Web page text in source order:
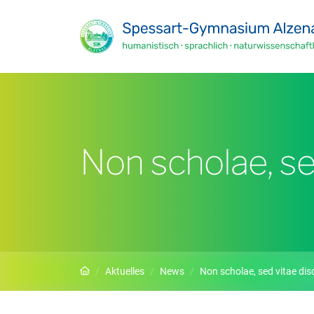
Non scholae,
Startseite
Aktuelles News Non scholae, sed vitae